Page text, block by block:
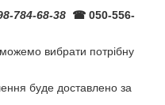
784-68-38 ☎ 050-556-
вибрати потрібну
буде доставлено за